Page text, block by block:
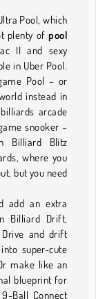
Pool, which
plenty ofpool
II and sexy
in Uber Pool.
Pool – or
instead in
arcade
snooker –
Billiard Blitz
where you
but you need
add an extra
Billiard Drift,
and drift
super-cute
make like an
blueprint for
Ball Connect